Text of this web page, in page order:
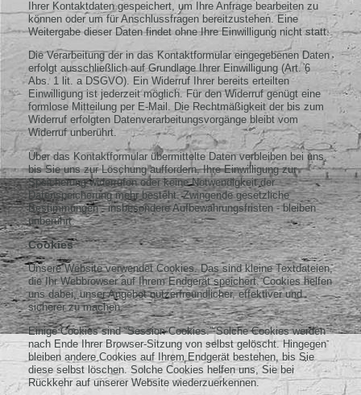
Ihrer Kontaktdaten gespeichert, um Ihre Anfrage bearbeiten zu
können oder um für Anschlussfragen bereitzustehen. Eine
Weitergabe dieser Daten findet ohne Ihre Einwilligung nicht statt.
Die Verarbeitung der in das Kontaktformular eingegebenen Daten
erfolgt ausschließlich auf Grundlage Ihrer Einwilligung (Art. 6
Abs. 1 lit. a DSGVO). Ein Widerruf Ihrer bereits erteilten
Einwilligung ist jederzeit möglich. Für den Widerruf genügt eine
formlose Mitteilung per E-Mail. Die Rechtmäßigkeit der bis zum
Widerruf erfolgten Datenverarbeitungsvorgänge bleibt vom
Widerruf unberührt.
Über das Kontaktformular übermittelte Daten verbleiben bei uns,
bis Sie uns zur Löschung auffordern, Ihre Einwilligung zur
Speicherung widerrufen oder keine Notwendigkeit der
Datenspeicherung mehr besteht. Zwingende gesetzliche
Bestimmungen - insbesondere Aufbewahrungsfristen - bleiben
unberührt.
Cookies
Unsere Website verwendet Cookies. Das sind kleine Textdateien,
die Ihr Webbrowser auf Ihrem Endgerät speichert. Cookies helfen
uns dabei, unser Angebot nutzerfreundlicher, effektiver und
sicherer zu machen.
Einige Cookies sind “Session-Cookies.” Solche Cookies werden
nach Ende Ihrer Browser-Sitzung von selbst gelöscht. Hingegen
bleiben andere Cookies auf Ihrem Endgerät bestehen, bis Sie
diese selbst löschen. Solche Cookies helfen uns, Sie bei
Rückkehr auf unserer Website wiederzuerkennen.